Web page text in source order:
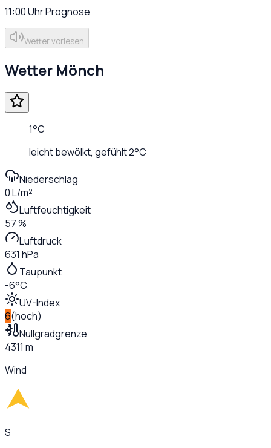
11:00UhrPrognose
Wetter vorlesen
Wetter Mönch
1°C
leicht bewölkt, gefühlt2°C
Niederschlag
0 L/m²
Luftfeuchtigkeit
57 %
Luftdruck
631 hPa
Taupunkt
-6°C
UV-Index
6(hoch)
Nullgradgrenze
4311 m
Wind
S